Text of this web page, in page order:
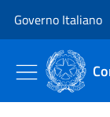
Governo Italiano